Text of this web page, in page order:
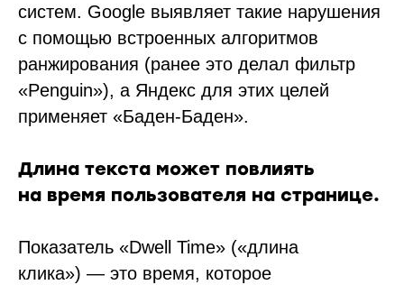
систем. Google выявляет такие нарушения
с помощью встроенных алгоритмов
ранжирования (ранее это делал фильтр
«Penguin»), а Яндекс для этих целей
применяет «Баден-Баден».
Длина текста может повлиять
на время пользователя на странице.
Показатель «Dwell Time» («длина
клика») — это время, которое